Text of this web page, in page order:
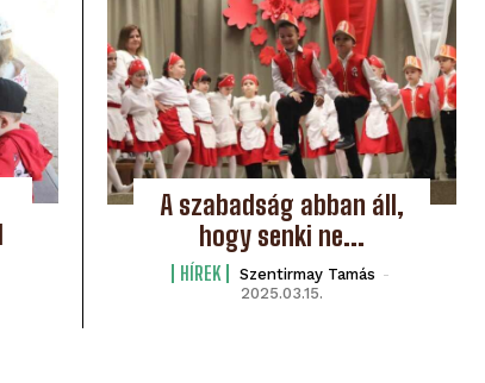
A szabadság abban áll,
hogy senki ne...
HÍREK Szentirmay Tamás -
2025.03.15.